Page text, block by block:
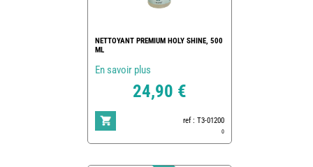
NETTOYANT PREMIUM HOLY SHINE, 500
ML
En savoir plus
24,90 €
ref : T3-01200
0